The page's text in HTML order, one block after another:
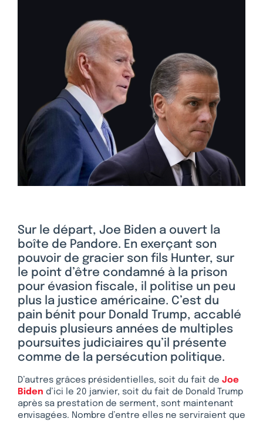
Sur le départ, Joe Biden a ouvert la
boîte de Pandore. En exerçant son
pouvoir de gracier son fils Hunter, sur
le point d’être condamné à la prison
pour évasion fiscale, il politise un peu
plus la justice américaine. C’est du
pain bénit pour Donald Trump, accablé
depuis plusieurs années de multiples
poursuites judiciaires qu’il présente
comme de la persécution politique.
D’autres grâces présidentielles, soit du fait de Joe
Biden d’ici le 20 janvier, soit du fait de Donald Trump
après sa prestation de serment, sont maintenant
envisagées. Nombre d’entre elles ne serviraient que